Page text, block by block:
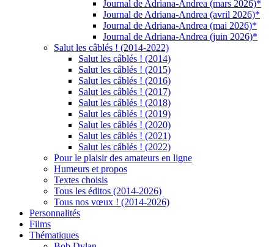
Journal de Adriana-Andrea (mars 2026)*
Journal de Adriana-Andrea (avril 2026)*
Journal de Adriana-Andrea (mai 2026)*
Journal de Adriana-Andrea (juin 2026)*
Salut les câblés ! (2014-2022)
Salut les câblés ! (2014)
Salut les câblés ! (2015)
Salut les câblés ! (2016)
Salut les câblés ! (2017)
Salut les câblés ! (2018)
Salut les câblés ! (2019)
Salut les câblés ! (2020)
Salut les câblés ! (2021)
Salut les câblés ! (2022)
Pour le plaisir des amateurs en ligne
Humeurs et propos
Textes choisis
Tous les éditos (2014-2026)
Tous nos vœux ! (2014-2026)
Personnalités
Films
Thématiques